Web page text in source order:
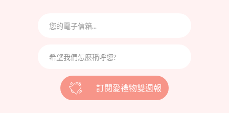
訂閱愛禮物雙週報